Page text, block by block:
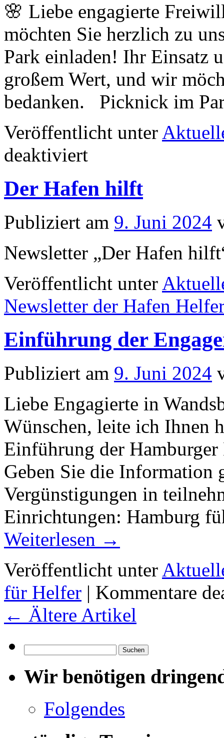
🌸 Liebe engagierte
möchten Sie herzlich zu
Park einladen! Ihr Einsatz
großem Wert, und wir
bedanken. Picknick im
Veröffentlicht unter
deaktiviert
in
Der Hafen hilft
Publiziert am 9. Juni 2024
Newsletter „Der Hafen
Veröffentlicht unter
Newsletter der Hafen
Einführung der
Publiziert am 9. Juni 2024
Liebe Engagierte in
Wünschen, leite ich Ihnen
Einführung der
Geben Sie die Information
Vergünstigungen in
Einrichtungen: Hamburg
Weiterlesen →
Veröffentlicht unter
für Helfer | Kommentare
← Ältere Artikel
nach:
Wir benötigen
Folgendes